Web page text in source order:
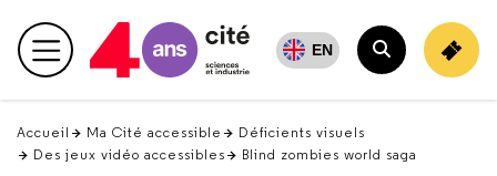
en
haut Menu principal EN
Rechercher
Accueil Ma Cité accessible
Déficients visuels
Des jeux vidéo accessibles
Blind zombies world saga